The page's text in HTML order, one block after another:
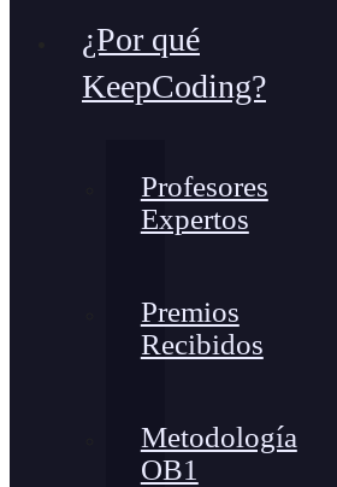
¿Por qué
KeepCoding?
Profesores
Expertos
Premios
Recibidos
Metodología
OB1